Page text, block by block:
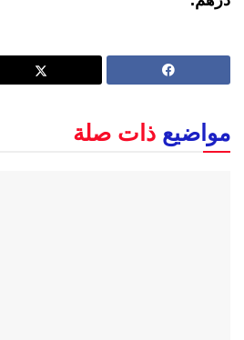
مواضيع ذات صلة